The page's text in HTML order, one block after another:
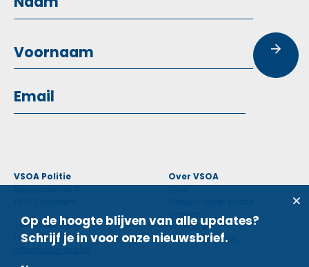
VSOA Politie
Tel: 02 660 59 11
Fax: 02 660 50 97
info@vsoa-pol.be
Over VSOA
Diensten
Voordelen
Contactpersoon
Op de hoogte blijven van alle updates?
Schrijf je in voor onze nieuwsbrief.